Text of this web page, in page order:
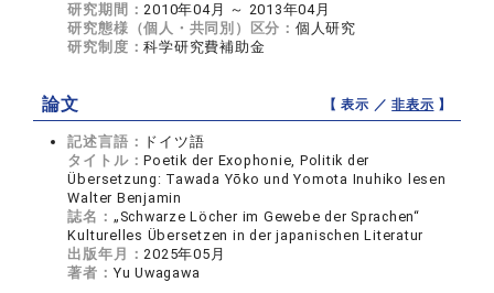
研究期間：2010年04月 ～ 2013年04月
研究態様（個人・共同別）区分： 個人研究
研究制度：科学研究費補助金
論文 【 表示 ／非表示 】
記述言語： ドイツ語
タイトル：Poetik der Exophonie, Politik der
Übersetzung: Tawada Yōko und Yomota Inuhiko lesen
Walter Benjamin
誌名： „Schwarze Löcher im Gewebe der Sprachen“
Kulturelles Übersetzen in der japanischen Literatur
出版年月：2025年05月
著者： Yu Uwagawa